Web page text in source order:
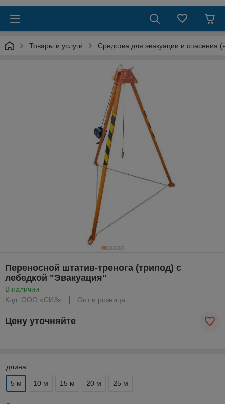
Товары и услуги Средства для эвакуации и спасения
Переносной штатив-тренога (трипод) с
лебедкой "Эвакуация"
В наличии
Код: ООО «СИЗ»
Опт и розница
Цену уточняйте
длина
5 м 10 м 15 м 20 м 25 м